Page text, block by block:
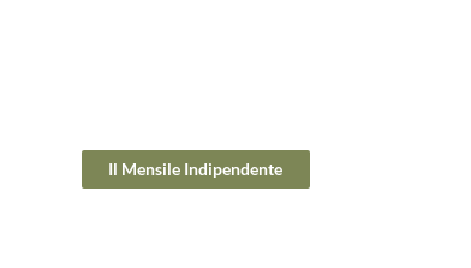
Il Mensile Indipendente